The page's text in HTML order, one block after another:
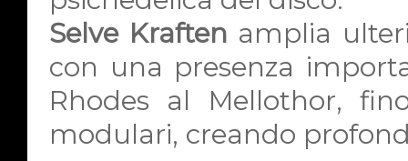
Selve Kraften amplia
con una presenza
Rhodes al Mellothor,
modulari, creando